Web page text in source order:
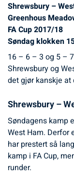
Shrewsbury –
Greenhous
FA Cup 2017/18
Søndag klokken
16 – 6 – 3 og 5 –
Shrewsbury og
det gjør kanskje
Shrewsbury –
Søndagens kamp
West Ham. Derfor
har prestert så
kamp i FA Cup,
runder.